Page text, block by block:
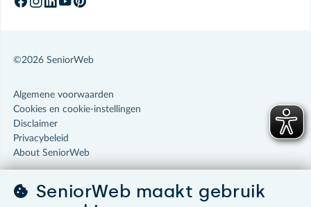
©2026 SeniorWeb
Algemene voorwaarden
Cookies en cookie-instellingen
Disclaimer
Privacybeleid
About SeniorWeb
SeniorWeb maakt gebruik